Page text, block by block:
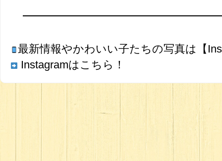
最新情報やかわいい子たちの写真は【
Instagramはこちら！